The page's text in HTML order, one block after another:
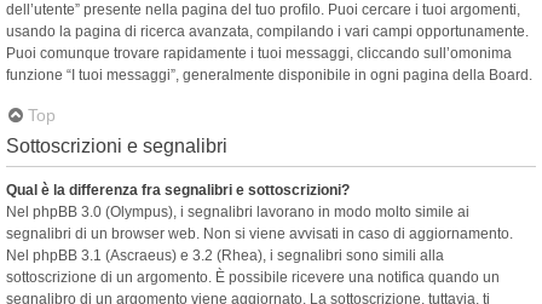
dell’utente” presente nella pagina del tuo profilo. Puoi cercare i tuoi argomenti,
usando la pagina di ricerca avanzata, compilando i vari campi opportunamente.
Puoi comunque trovare rapidamente i tuoi messaggi, cliccando sull’omonima
funzione “I tuoi messaggi”, generalmente disponibile in ogni pagina della Board.
Top
Sottoscrizioni e segnalibri
Qual è la differenza fra segnalibri e sottoscrizioni?
Nel phpBB 3.0 (Olympus), i segnalibri lavorano in modo molto simile ai
segnalibri di un browser web. Non si viene avvisati in caso di aggiornamento.
Nel phpBB 3.1 (Ascraeus) e 3.2 (Rhea), i segnalibri sono simili alla
sottoscrizione di un argomento. È possibile ricevere una notifica quando un
segnalibro di un argomento viene aggiornato. La sottoscrizione, tuttavia, ti